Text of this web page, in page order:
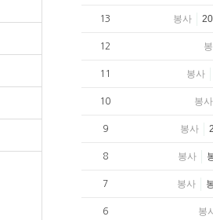
13 봉사
12
11 봉사
10 봉사
9 봉사
8 봉사
7 봉사
6 봉